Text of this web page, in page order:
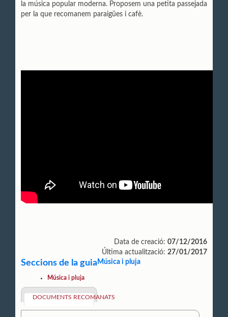
la música popular moderna. Proposem una petita passejada
per la que recomanem paraigües i cafè.
Data de creació: 07/12/2016
Última actualització: 27/01/2017
Seccions de la guia
Música i pluja
Música i pluja
DOCUMENTS RECOMANATS